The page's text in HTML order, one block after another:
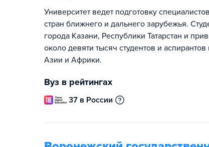
Университет ведет подготовку
стран ближнего и дальнего зарубежья.
города Казани, Республики Татарстан и
около девяти тысяч студентов и
Азии и Африки.
Вуз в рейтингах
37 в России